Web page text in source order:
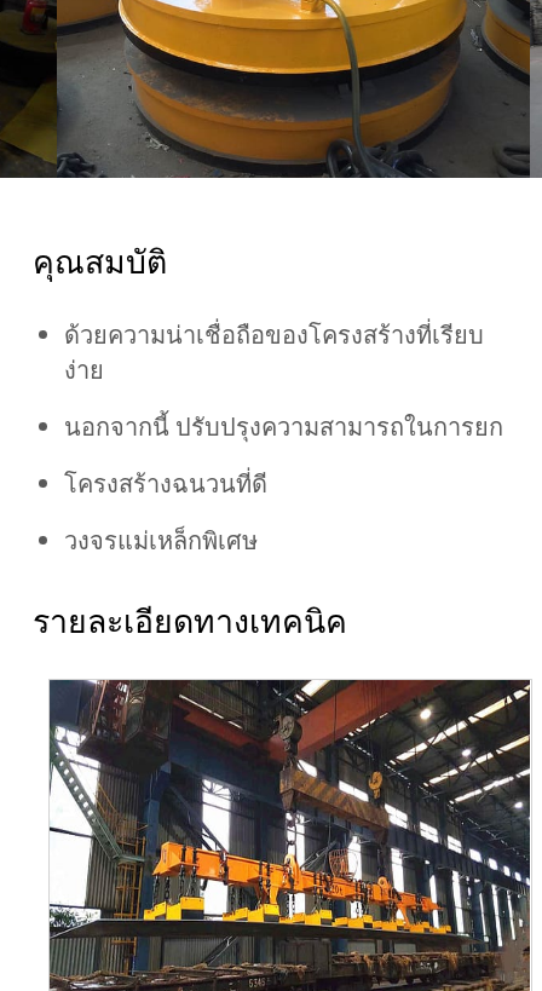
คุณสมบัติ
ด้วยความน่าเชื่อถือของโครงสร้างที่เรียบ
ง่าย
นอกจากนี้ ปรับปรุงความสามารถในการยก
โครงสร้างฉนวนที่ดี
วงจรแม่เหล็กพิเศษ
รายละเอียดทางเทคนิค